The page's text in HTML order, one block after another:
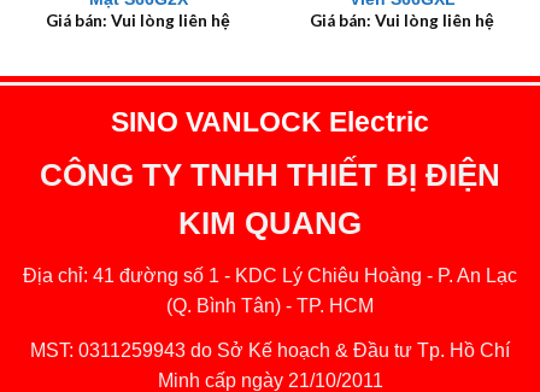
Giá bán: Vui lòng liên hệ Giá bán: Vui lòng liên hệ
SINO VANLOCK Electric
CÔNG TY TNHH THIẾT BỊ ĐIỆN
KIM QUANG
Địa chỉ: 41 đường số 1 - KDC Lý Chiêu Hoàng - P. An Lạc
(Q. Bình Tân) - TP. HCM
MST: 0311259943 do Sở Kế hoạch & Đầu tư Tp. Hồ Chí
Minh cấp ngày 21/10/2011